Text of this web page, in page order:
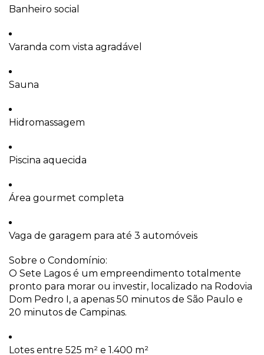
Banheiro social
Varanda com vista agradável
Sauna
Hidromassagem
Piscina aquecida
Área gourmet completa
Vaga de garagem para até 3 automóveis
Sobre o Condomínio:
O Sete Lagos é um empreendimento totalmente
pronto para morar ou investir, localizado na Rodovia
Dom Pedro I, a apenas 50 minutos de São Paulo e
20 minutos de Campinas.
Lotes entre 525 m² e 1.400 m²